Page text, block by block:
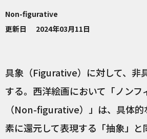
Non-figurative
更新日
2024年03月11日
具象（Figurative）に対して、非
する。西洋絵画において「ノンフ
（Non-figurative）」は、具体
素に還元して表現する「抽象」と